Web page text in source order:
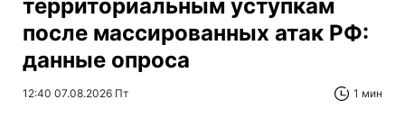
территориальным уступкам
после массированных атак РФ:
данные опроса
12:40 07.08.2026 Пт 1 мин